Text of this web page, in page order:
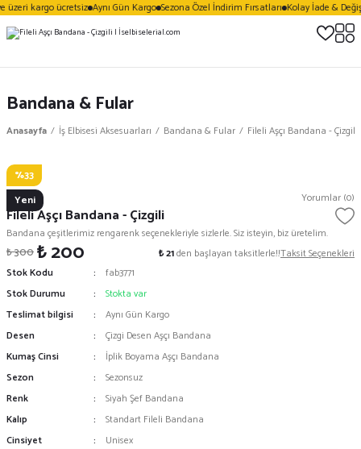
üzeri kargo ücretsiz Aynı Gün Kargo Sezona Özel İndirim Fırsatları Kolay İade &
Bandana & Fular
Anasayfa İş Elbisesi Aksesuarları Bandana & Fular Fileli Aşçı Bandana - Çizgili
%33
Yeni
Vezera Yorumlar (0)
Fileli Aşçı Bandana - Çizgili
Bandana çeşitlerimiz rengarenk seçenekleriyle sizlerle. Siz isteyin, biz üretelim.
₺ 300₺ 200 ₺ 21den başlayan taksitlerle!!Taksit Seçenekleri
Stok Kodu
fab3771
Stok Durumu
Stokta var
Teslimat bilgisi
Aynı Gün Kargo
Desen
Çizgi Desen Aşçı Bandana
Kumaş Cinsi
İplik Boyama Aşçı Bandana
Sezon
Sezonsuz
Renk
Siyah Şef Bandana
Kalıp
Standart Fileli Bandana
Cinsiyet
Unisex